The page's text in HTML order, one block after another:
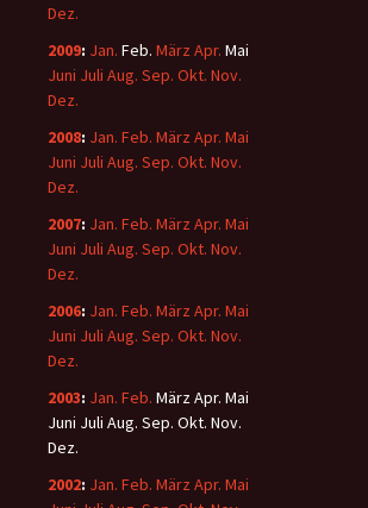
Dez.
2009: Jan. Feb. März Apr. Mai
Juni Juli Aug. Sep. Okt. Nov.
Dez.
2008: Jan. Feb. März Apr. Mai
Juni Juli Aug. Sep. Okt. Nov.
Dez.
2007: Jan. Feb. März Apr. Mai
Juni Juli Aug. Sep. Okt. Nov.
Dez.
2006: Jan. Feb. März Apr. Mai
Juni Juli Aug. Sep. Okt. Nov.
Dez.
2003: Jan. Feb. MärzApr. Mai
Juni Juli Aug. Sep. Okt. Nov.
Dez.
2002: Jan. Feb. März Apr. Mai